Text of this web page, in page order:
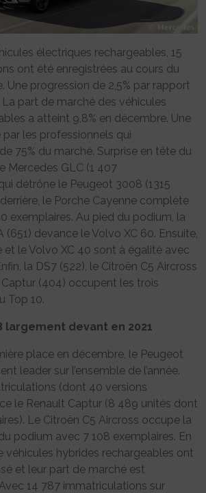
électriques rechargeables, 15
ont été enregistrées au cours du
Une progression de 2,5% par rapport
part de marché des véhicules
a atteint 9,8% en décembre. Une
les professionnels qui
75% du marché. Surprise en tête du
Mercedes GLC (1 407
détrône le Peugeot 3008 (1315
le Porche Cayenne complète
exemplaires. Au pied du podium, la
(651) devance le Volvo XC 60. Ensuite,
et le Volvo XC 40 sont à égalité avec
la DS7 (522), le Citroën C5 Aircross
(404) occupent les trois
Top 10.
largement devant en 2021
place en décembre, le Peugeot
leader sur l’ensemble de l’année.
(dont 40 versions
le Renault Captur (8 489 unités dont
Le Citroën C5 Aircross occupe la
podium avec 7 108 exemplaires. En
véhicules hybrides rechargeables ont
et leur part de marché est
14 787 immatriculations sur